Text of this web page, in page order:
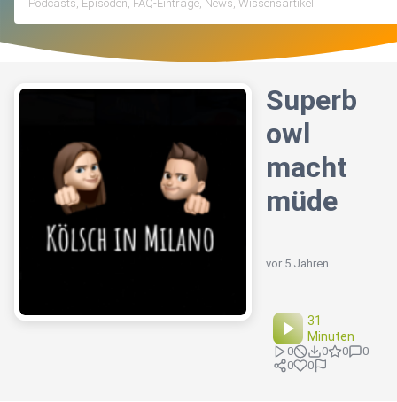
Superb
owl
macht
müde
vor 5 Jahren
31
Minuten
0 0 0
0
0
0